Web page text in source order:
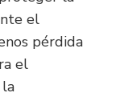
el
pérdida
el